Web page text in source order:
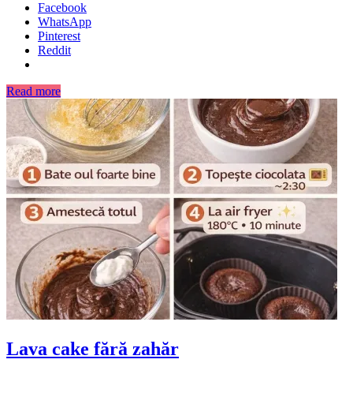
Facebook
WhatsApp
Pinterest
Reddit
Read more
Lava cake fără zahăr